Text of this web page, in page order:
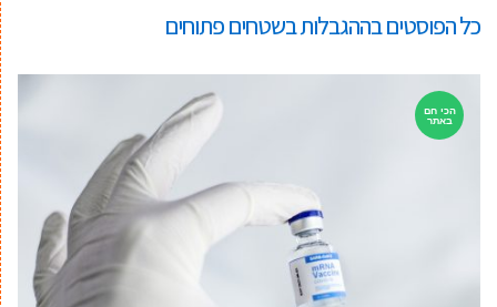
כל הפוסטים בההגבלות בשטחים פתוחים
הכי חם
באתר